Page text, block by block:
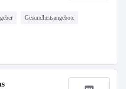
Gesundheitsangebote